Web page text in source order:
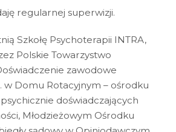
regularnej superwizji.
Szkołę Psychoterapii INTRA,
Polskie Towarzystwo
zawodowe
w Domu Rotacyjnym – ośrodku
doświadczających
Młodzieżowym Ośrodku